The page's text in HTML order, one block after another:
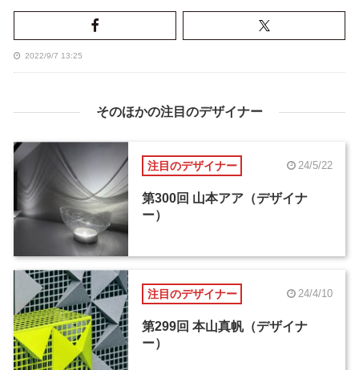
2022/9/7 13:25
そのほかの注目のデザイナー
注目のデザイナー 24/5/22
第300回 山本アア（デザイナ
ー）
注目のデザイナー 24/4/10
第299回 本山真帆（デザイナ
ー）